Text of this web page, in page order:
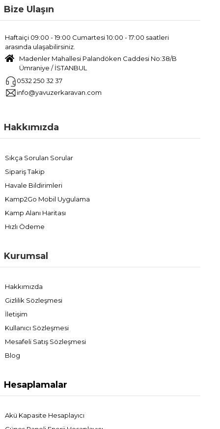
Bize Ulaşın
Haftaiçi 09:00 - 19:00 Cumartesi 10:00 - 17:00 saatleri
arasında ulaşabilirsiniz.
Madenler Mahallesi Palandöken Caddesi No:38/B
Ümraniye / İSTANBUL
0532 250 32 37
info@yavuzerkaravan.com
Hakkımızda
Sıkça Sorulan Sorular
Sipariş Takip
Havale Bildirimleri
Kamp2Go Mobil Uygulama
Kamp Alanı Haritası
Hızlı Ödeme
Kurumsal
Hakkımızda
Gizlilik Sözleşmesi
İletişim
Kullanıcı Sözleşmesi
Mesafeli Satış Sözleşmesi
Blog
Hesaplamalar
Akü Kapasite Hesaplayıcı